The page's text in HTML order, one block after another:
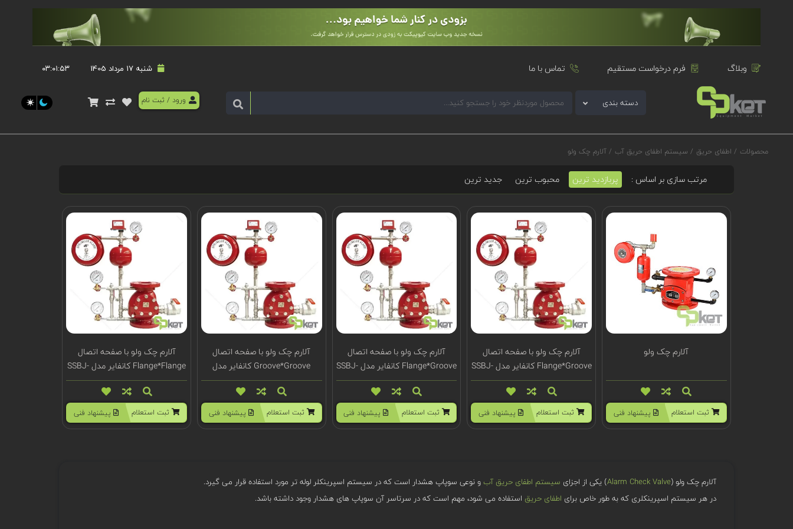
وبلاگ فرم درخواست مستقیم تماس با ما شنبه 17 مرداد 1405 ۰۳:۰۱:۵۳
دسته بندی ورود / ثبت نام
محصولات / اطفای حریق / سیستم اطفای حریق آب /آلارم چک ولو
مرتب سازی بر اساس : پربازدید ترین محبوب ترین جدید ترین
آلارم چک ولو
ثبت استعلام پیشنهاد فنی
آلارم چک ولو با صفحه اتصال
Flange*Groove کانفایر مدل SSBJ-
300FG
ثبت استعلام پیشنهاد فنی
آلارم چک ولو با صفحه اتصال
Flange*Groove کانفایر مدل SSBJ-
300FG
ثبت استعلام پیشنهاد فنی
آلارم چک ولو با صفحه اتصال
Groove*Groove کانفایر مدل
SSBJ-300GG
ثبت استعلام پیشنهاد فنی
آلارم چک ولو با صفحه اتصال
Flange*Flange کانفایر مدل SSBJ-
300FF
ثبت استعلام پیشنهاد فنی
آلارم چک ولو (Alarm Check Valve) یکی از اجزای سیستم اطفای حریق آبو نوعی سوپاپ هشدار است که در سیستم اسپرینکلر لوله تر مورد استفاده قرار می گیرد.
در هر سیستم اسپرینکلری که به طور خاص برای اطفای حریق استفاده می شود، مهم است که در سرتاسر آن سوپاپ های هشدار وجود داشته باشد.